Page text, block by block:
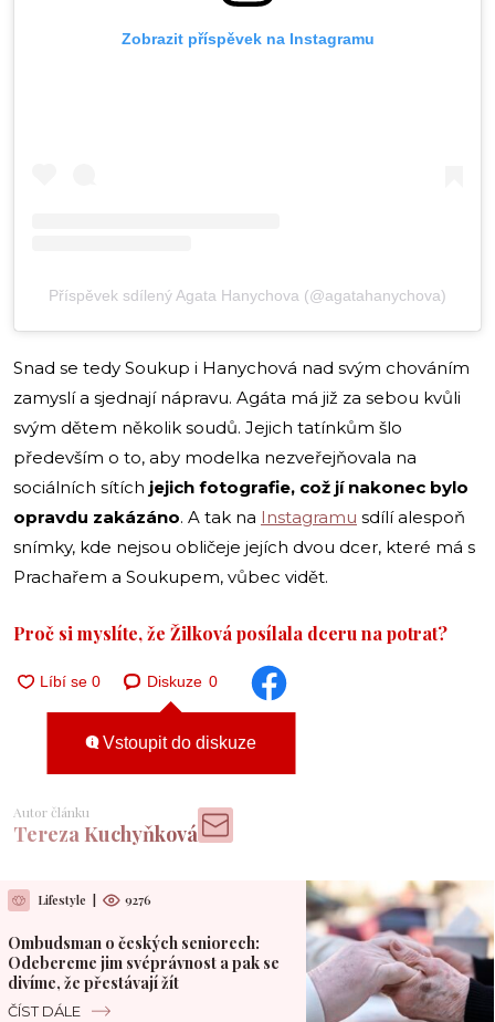
Zobrazit příspěvek na Instagramu
Příspěvek sdílený Agata Hanychova (@agatahanychova)
Snad se tedy Soukup i Hanychová nad svým chováním
zamyslí a sjednají nápravu. Agáta má již za sebou kvůli
svým dětem několik soudů. Jejich tatínkům šlo
především o to, aby modelka nezveřejňovala na
sociálních sítích jejich fotografie, což jí nakonec bylo
opravdu zakázáno. A tak na Instagramu sdílí alespoň
snímky, kde nejsou obličeje jejích dvou dcer, které má s
Prachařem a Soukupem, vůbec vidět.
Proč si myslíte, že Žilková posílala dceru na potrat?
Diskuze 0
Vstoupit do diskuze
Autor článku
Tereza Kuchyňková
Lifestyle 9276
Ombudsman o českých seniorech:
Odebereme jim svéprávnost a pak se
divíme, že přestávají žít
ČÍST DÁLE